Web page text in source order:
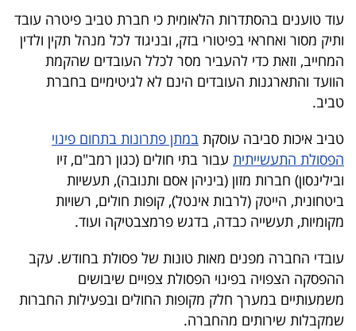
דרושים
ניוזלטרים
מייל
אדום
פרסמו
באייס
עקבו
עוד טוענים בהסתדרות הלאומית כי חברת טביב פיטרה עובד
ותיק מסור ואחראי בפיטורי בזק, ובניגוד לכל מנהל תקין ולדין
המחייב, וזאת כדי להעביר מסר לכלל העובדים שהקמת
הוועד והתארגנות העובדים הינם לא לגיטימיים בחברת
טביב.
טביב איכות סביבה עוסקת במתן פתרונות בתחום פינוי
הפסולת התעשייתית עבור בתי חולים (כגון רמב"ם, זיו
ובילינסון) חברות מזון (ביניהן אסם ותנובה), תעשיות
ביטחונית, הייטק (לרבות אינטל), קופות חולים, רשויות
מקומיות, תעשייה כבדה, בדגש פרמצבטיקה ועוד.
עובדי החברה מפנים מאות טונות של פסולת בחודש. עקב
ההפסקה הצפויה בפינוי הפסולת צפויים שיבושים
משמעותיים במערך חלק מקופות החולים ובפעילות החברות
שמקבלות שירותים מהחברה.